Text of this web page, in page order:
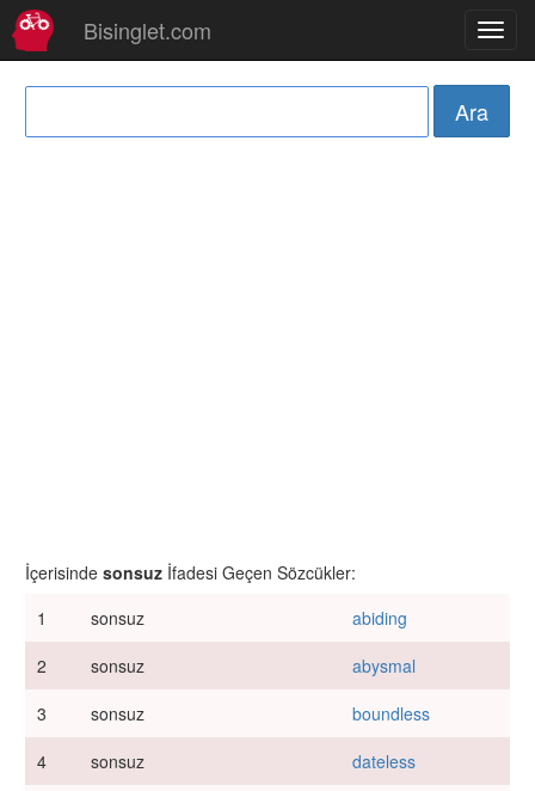
Bisinglet.com
İçerisinde sonsuz İfadesi Geçen Sözcükler:
1
sonsuz
abiding
2
sonsuz
abysmal
3
sonsuz
boundless
4
sonsuz
dateless